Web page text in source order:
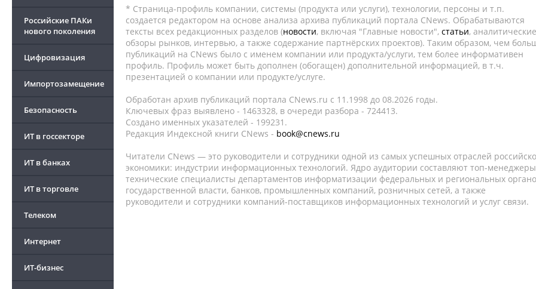
Российские ПАКи
нового поколения
Цифровизация
Импортозамещение
Безопасность
ИТ в госсекторе
ИТ в банках
ИТ в торговле
Телеком
Интернет
ИТ-бизнес
* Страница-профиль компании, системы (продукта или услуги), технологии, персоны и т.п.
создается редактором на основе анализа архива публикаций портала CNews. Обрабатываются
тексты всех редакционных разделов (новости, включая "Главные новости", статьи, аналитические
обзоры рынков, интервью, а также содержание партнёрских проектов). Таким образом, чем
публикаций на CNews было с именем компании или продукта/услуги, тем более информативен
профиль. Профиль может быть дополнен (обогащен) дополнительной информацией, в т.ч.
презентацией о компании или продукте/услуге.
Обработан архив публикаций портала CNews.ru c 11.1998 до 08.2026 годы.
Ключевых фраз выявлено - 1463328, в очереди разбора - 724413.
Создано именных указателей - 199231.
Редакция Индексной книги CNews - book@cnews.ru
Читатели CNews — это руководители и сотрудники одной из самых успешных отраслей
экономики: индустрии информационных технологий. Ядро аудитории составляют топ-
технические специалисты департаментов информатизации федеральных и региональных
государственной власти, банков, промышленных компаний, розничных сетей, а также
руководители и сотрудники компаний-поставщиков информационных технологий и услуг связи.